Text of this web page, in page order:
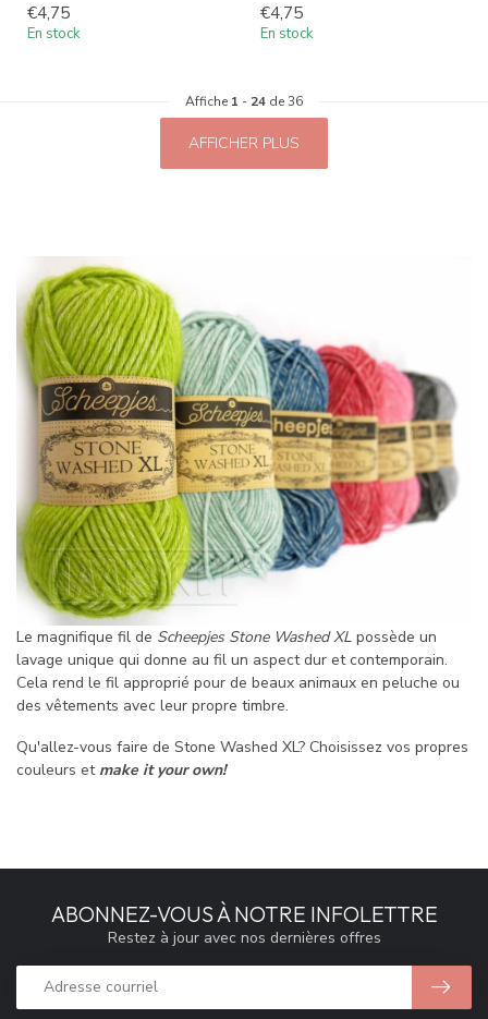
€4,75
En stock
€4,75
En stock
Affiche 1 - 24 de 36
AFFICHER PLUS
Le magnifique fil de Scheepjes Stone Washed XL possède un
lavage unique qui donne au fil un aspect dur et contemporain.
Cela rend le fil approprié pour de beaux animaux en peluche ou
des vêtements avec leur propre timbre.
Qu'allez-vous faire de Stone Washed XL? Choisissez vos propres
couleurs et make it your own!
ABONNEZ-VOUS À NOTRE INFOLETTRE
Restez à jour avec nos dernières offres